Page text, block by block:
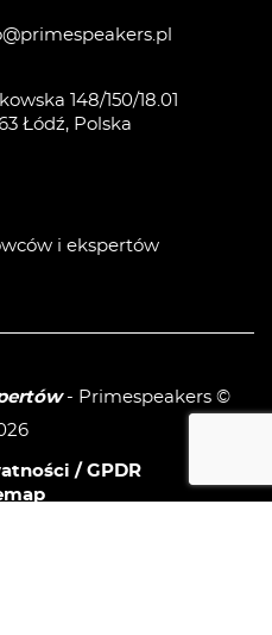
i ekspertów
148/150/18.01
Łódź, Polska
- Primespeakers ©
/ GPDR